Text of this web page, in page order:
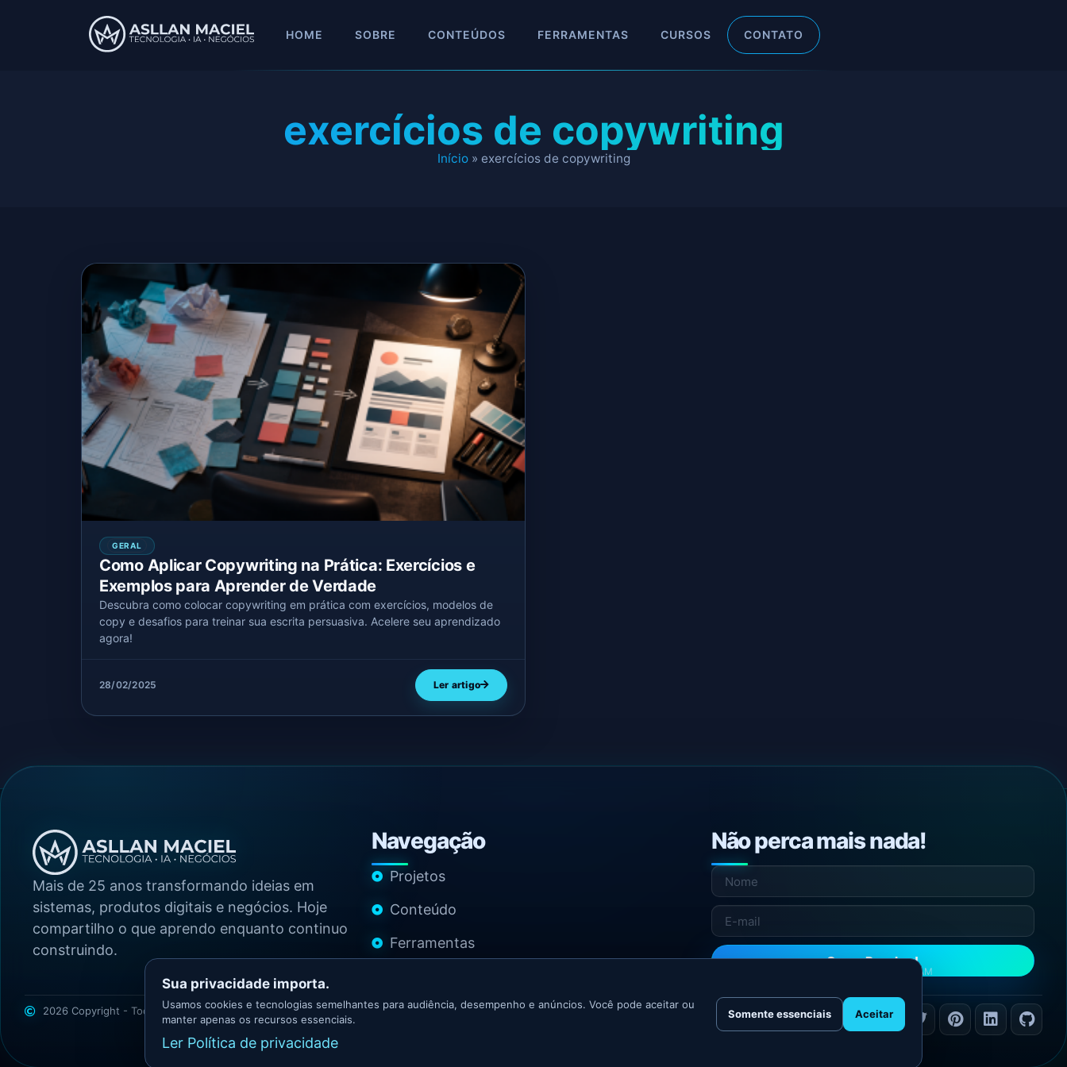
HOME SOBRE CONTEÚDOS FERRAMENTAS CURSOS CONTATO
exercícios de copywriting
Início» exercícios de copywriting
GERAL
Como Aplicar Copywriting na Prática: Exercícios e
Exemplos para Aprender de Verdade
Descubra como colocar copywriting em prática com exercícios, modelos de
copy e desafios para treinar sua escrita persuasiva. Acelere seu aprendizado
agora!
28/02/2025 Ler artigo
Mais de 25 anos transformando ideias em
sistemas, produtos digitais e negócios. Hoje
compartilho o que aprendo enquanto continuo
construindo.
Navegação
Projetos
Conteúdo
Ferramentas
Não perca mais nada!
Quero Receber!
NÃO ENVIAMOS SPAM
2026 Copyright - Todos os direitos reservadosAsllan Maciel - Growth Marketer
Sua privacidade importa.
Usamos cookies e tecnologias semelhantes para audiência, desempenho e anúncios. Você pode aceitar ou
manter apenas os recursos essenciais.
Ler Política de privacidade
Somente essenciais Aceitar